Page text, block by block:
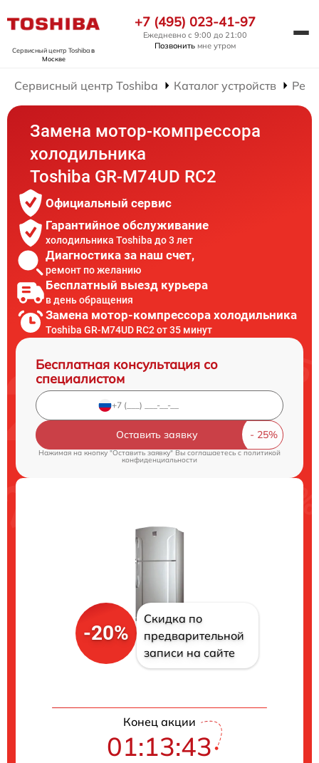
Сервисный центр Toshibaв
Москве
+7 (495) 023-41-97
Ежедневно с 9:00 до 21:00
Позвонить мне утром
Сервисный центр Toshiba Каталог устройств
Замена мотор-компрессора
холодильника
Toshiba GR-M74UD RC2
Официальный сервис
Гарантийное обслуживание
холодильника Toshiba до 3 лет
Диагностика за наш счет,
ремонт по желанию
Бесплатный выезд курьера
в день обращения
Замена мотор-компрессора холодильника
Toshiba GR-M74UD RC2 от 35 минут
Бесплатная консультация со
специалистом
Оставить заявку
Нажимая на кнопку "Оставить заявку" Вы соглашаетесь cполитикой
конфиденциальности
-20%
Скидка по
предварительной
записи на сайте
Конец акции
01:13:42